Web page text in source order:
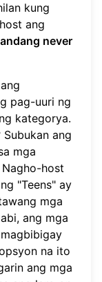
kung
ang
never
pag-uuri ng
kategorya.
ang
mga
host
"Teens" ay
mga
ang mga
na ito
ang mga